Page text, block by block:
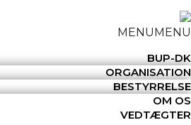
MENUMENU
BUP-DK
ORGANISATION
BESTYRRELSE
OM OS
VEDTÆGTER